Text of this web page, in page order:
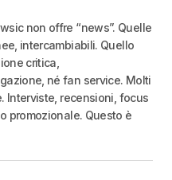
non offre “news”. Quelle
intercambiabili. Quello
critica,
né fan service. Molti
Interviste, recensioni, focus
promozionale. Questo è